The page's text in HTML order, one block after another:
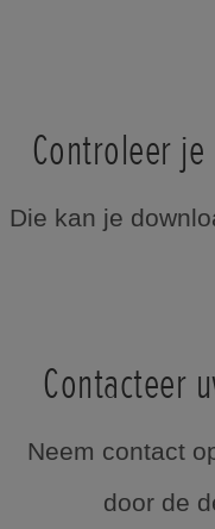
Controleer
Die kan je
Contacteer
Neem contact
door de